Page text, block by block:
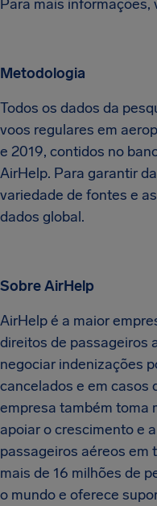
Para mais informações,
Metodologia
Todos os dados da
voos regulares em
e 2019, contidos no
AirHelp. Para garantir
variedade de fontes e
dados global.
Sobre AirHelp
AirHelp é a maior
direitos de passageiros
negociar indenizações
cancelados e em casos
empresa também toma
apoiar o crescimento e
passageiros aéreos em
mais de 16 milhões de
o mundo e oferece